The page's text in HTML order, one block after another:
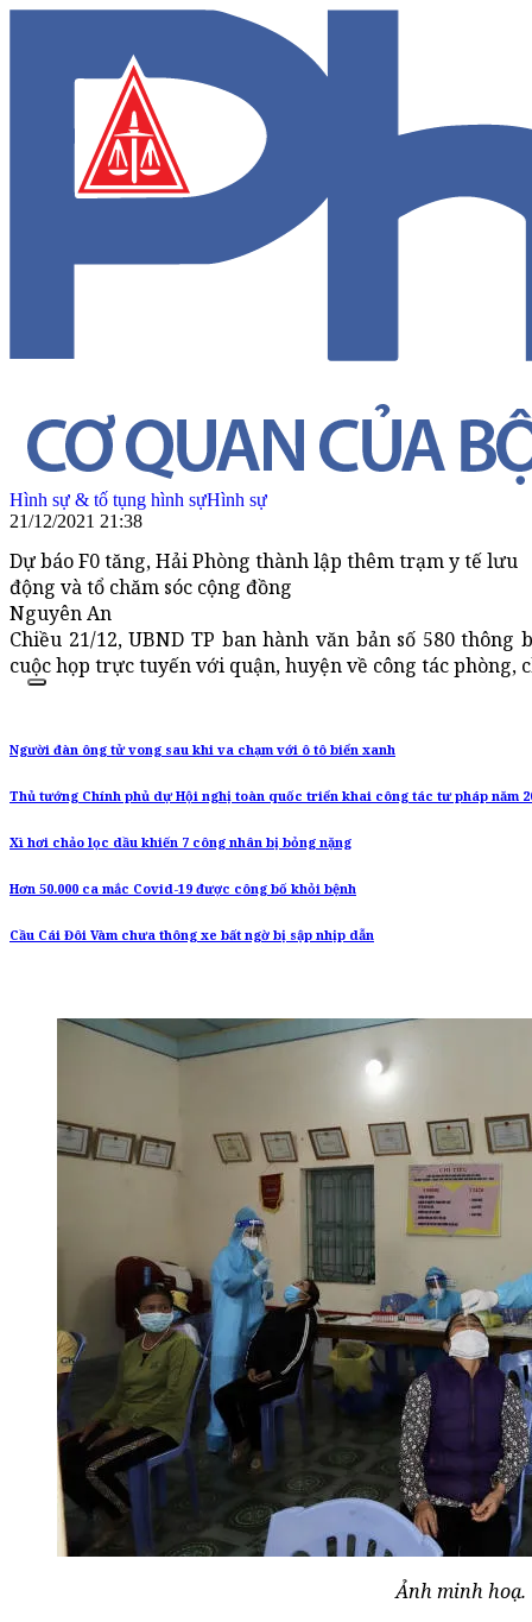
Hình sự & tố tụng hình sựHình sự
21/12/2021 21:38
Dự báo F0 tăng, Hải Phòng thành lập thêm trạm y tế lưu
động và tổ chăm sóc cộng đồng
Nguyên An
Chiều 21/12, UBND TP ban hành văn bản số 580
cuộc họp trực tuyến với quận, huyện về công tác phòng,
Người đàn ông tử vong sau khi va chạm với ô tô biển xanh
Thủ tướng Chính phủ dự Hội nghị toàn quốc triển khai công tác tư pháp năm
Xì hơi chảo lọc dầu khiến 7 công nhân bị bỏng nặng
Hơn 50.000 ca mắc Covid-19 được công bố khỏi bệnh
Cầu Cái Đôi Vàm chưa thông xe bất ngờ bị sập nhịp dẫn
Ảnh minh hoạ.